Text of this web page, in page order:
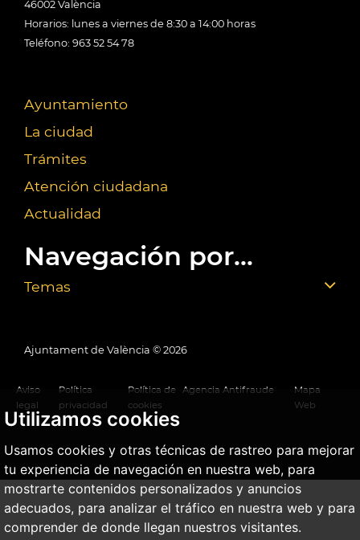
Utilizamos cookies
Usamos cookies y otras técnicas de rastreo para mejorar
tu experiencia de navegación en nuestra web, para
mostrarte contenidos personalizados y anuncios
adecuados, para analizar el tráfico en nuestra web y para
comprender de donde llegan nuestros visitantes.
46002 València
Horarios: lunes a viernes de 8:30 a 14:00 horas
Teléfono: 963 52 54 78
Ayuntamiento
La ciudad
Trámites
Atención ciudadana
Actualidad
Navegación por...
Temas
Ajuntament de València © 2026
Aviso
legal
Política
privacidad
Política de
cookies
Agencia Antifraude
Mapa
Web